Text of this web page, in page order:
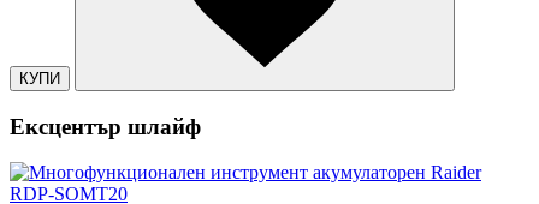
КУПИ
Ексцентър шлайф